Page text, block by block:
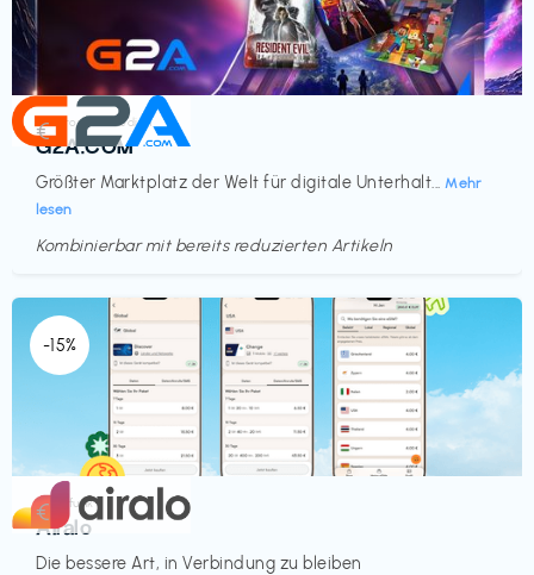
Elektronik & Medien
G2A.COM
Größter Marktplatz der Welt für digitale Unterhalt... Mehr
lesen
€‎
Kombinierbar mit bereits reduzierten Artikeln
-15%
Mobilfunk
Airalo
Die bessere Art, in Verbindung zu bleiben
€‎